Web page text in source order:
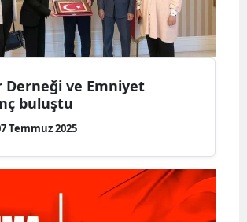
ve Emniyet
buluştu
Temmuz 2025